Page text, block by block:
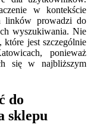
w kontekście
linków prowadzi do
wyszukiwania. Nie
jest szczególnie
ponieważ
się w najbliższym
do
sklepu